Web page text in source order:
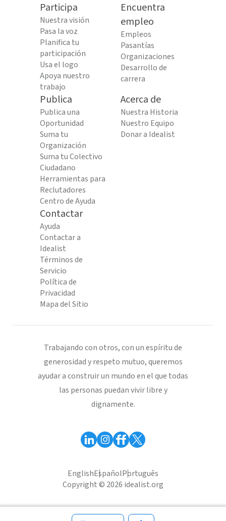
Participa
Nuestra visión
Pasa la voz
Planifica tu
participación
Usa el logo
Apoya nuestro
trabajo
Encuentra
empleo
Empleos
Pasantías
Organizaciones
Desarrollo de
carrera
Publica
Publica una
Oportunidad
Suma tu
Organización
Suma tu Colectivo
Ciudadano
Herramientas para
Reclutadores
Centro de Ayuda
Acerca de
Nuestra Historia
Nuestro Equipo
Donar a Idealist
Contactar
Ayuda
Contactar a
Idealist
Términos de
Servicio
Política de
Privacidad
Mapa del Sitio
Trabajando con otros, con un espíritu de
generosidad y respeto mutuo, queremos
ayudar a construir un mundo en el que todas
las personas puedan vivir libre y
dignamente.
EnglishEspañolPortuguês
Copyright © 2026 idealist.org